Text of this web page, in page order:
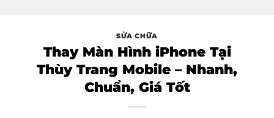
SỬA CHỮA
Thay Màn Hình iPhone Tại
Thùy Trang Mobile – Nhanh,
Chuẩn, Giá Tốt